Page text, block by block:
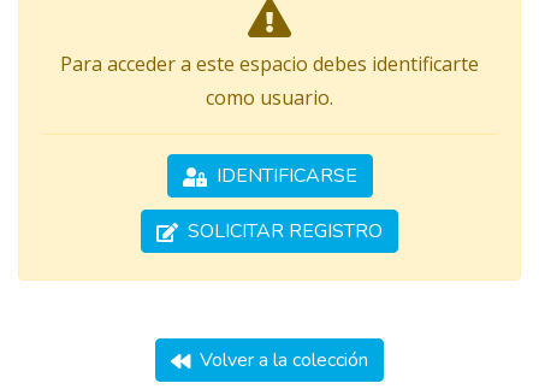
Para acceder a este espacio debes identificarte
como usuario.
IDENTIFICARSE
SOLICITAR REGISTRO
Volver a la colección